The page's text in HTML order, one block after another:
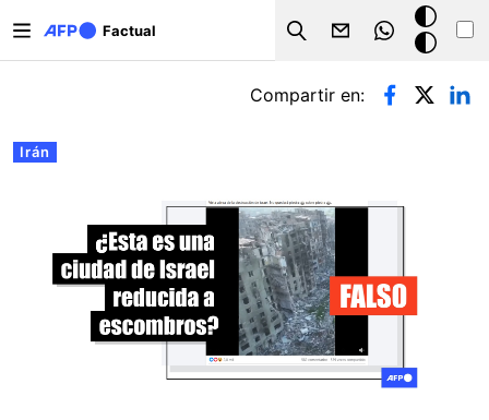
Factual
Search
Modo
oscuro
Solapas principales
Irán
Compartir en: